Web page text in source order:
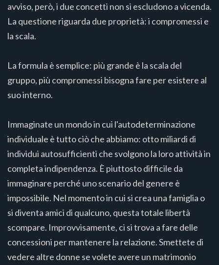
avviso, però, i due concetti non si escludono a vicenda.
La questione riguarda due proprietà: i compromessi e
la scala.
La formula è semplice: più grande è la scala del
gruppo, più compromessi bisogna fare per esistere al
suo interno.
Immaginate un mondo in cui l'autodeterminazione
individuale è tutto ciò che abbiamo: otto miliardi di
individui autosufficienti che svolgono la loro attività in
completa indipendenza. È piuttosto difficile da
immaginare perché uno scenario del genere è
impossibile. Nel momento in cui si crea una famiglia o
si diventa amici di qualcuno, questa totale libertà
scompare. Improvvisamente, ci si trova a fare delle
concessioni per mantenere la relazione. Smettete di
vedere altre donne se volete avere un matrimonio